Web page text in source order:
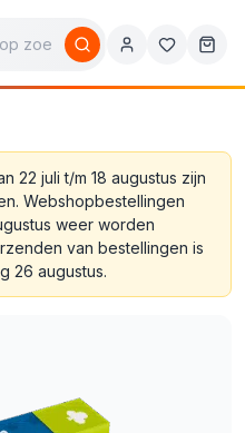
22 juli t/m 18 augustus zijn
Webshopbestellingen
weer worden
van bestellingen is
26 augustus.